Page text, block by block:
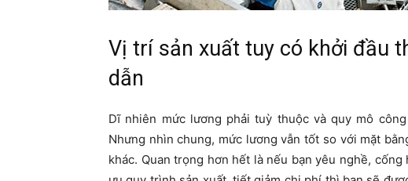
Vị trí sản xuất tuy có khởi đầu
dẫn
Dĩ nhiên mức lương phải tuỳ thuộc và quy mô
Nhưng nhìn chung, mức lương vẫn tốt so với mặt
khác. Quan trọng hơn hết là nếu bạn yêu nghề,